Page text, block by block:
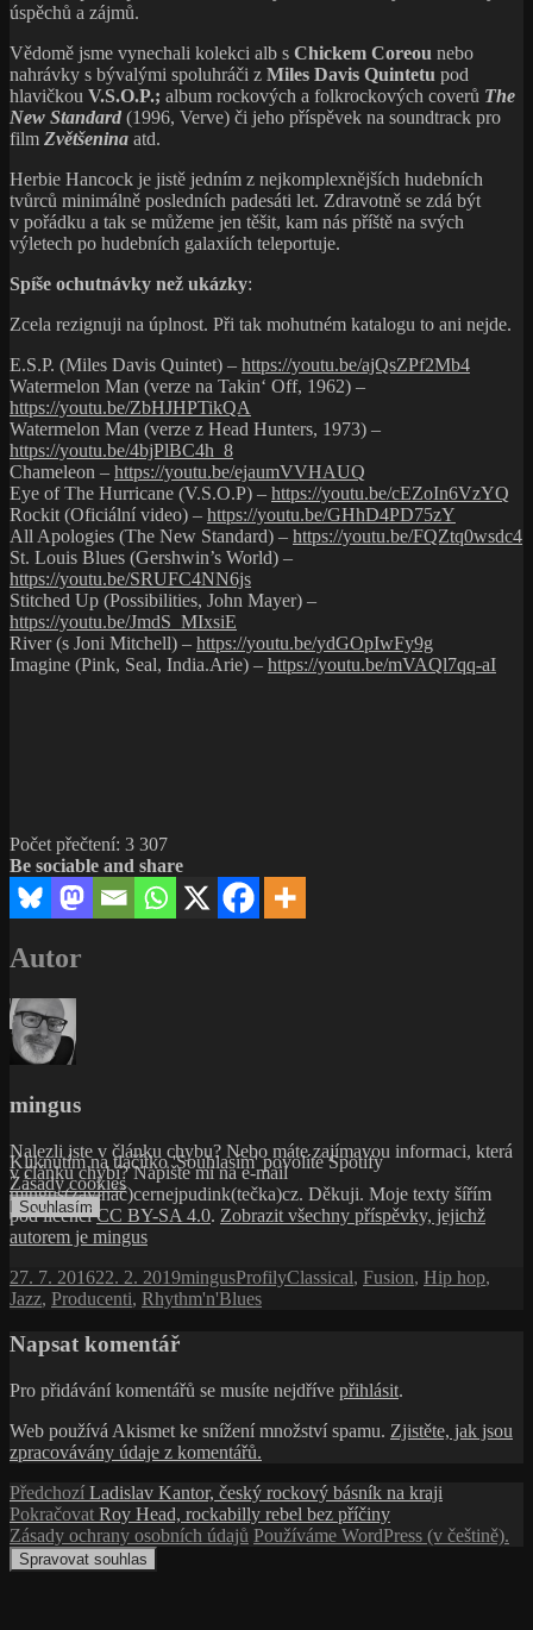
úspěchů a zájmů.
Vědomě jsme vynechali kolekci alb s Chickem Coreou nebo
nahrávky s bývalými spoluhráči z Miles Davis Quintetu pod
hlavičkou V.S.O.P.; album rockových a folkrockových coverů The
New Standard (1996, Verve) či jeho příspěvek na soundtrack pro
film Zvětšenina atd.
Herbie Hancock je jistě jedním z nejkomplexnějších hudebních
tvůrců minimálně posledních padesáti let. Zdravotně se zdá být
v pořádku a tak se můžeme jen těšit, kam nás příště na svých
výletech po hudebních galaxiích teleportuje.
Spíše ochutnávky než ukázky:
Zcela rezignuji na úplnost. Při tak mohutném katalogu to ani nejde.
E.S.P. (Miles Davis Quintet) – https://youtu.be/ajQsZPf2Mb4
Watermelon Man (verze na Takin‘ Off, 1962) –
https://youtu.be/ZbHJHPTikQA
Watermelon Man (verze z Head Hunters, 1973) –
https://youtu.be/4bjPlBC4h_8
Chameleon – https://youtu.be/ejaumVVHAUQ
Eye of The Hurricane (V.S.O.P) – https://youtu.be/cEZoIn6VzYQ
Rockit (Oficiální video) – https://youtu.be/GHhD4PD75zY
All Apologies (The New Standard) – https://youtu.be/FQZtq0wsdc4
St. Louis Blues (Gershwin’s World) –
https://youtu.be/SRUFC4NN6js
Stitched Up (Possibilities, John Mayer) –
https://youtu.be/JmdS_MIxsiE
River (s Joni Mitchell) – https://youtu.be/ydGOpIwFy9g
Imagine (Pink, Seal, India.Arie) – https://youtu.be/mVAQl7qq-aI
Kliknutím na tlačítko 'Souhlasím' povolíte Spotify
Zásady cookies
Souhlasím
Počet přečtení: 3 307
Be sociable and share
Autor
mingus
Nalezli jste v článku chybu? Nebo máte zajímavou informaci, která
v článku chybí? Napište mi na e-mail
mingus(zavínáč)cernejpudink(tečka)cz. Děkuji. Moje texty šířím
pod licencíCC BY-SA 4.0. Zobrazit všechny příspěvky, jejichž
autorem je mingus
Publikováno:
27. 7. 201622. 2. 2019Autor:
mingusRubriky:
ProfilyŠtítky:
Classical, Fusion, Hip hop,
Jazz, Producenti, Rhythm'n'Blues
Napsat komentář
Pro přidávání komentářů se musíte nejdříve přihlásit.
Web používá Akismet ke snížení množství spamu. Zjistěte, jak jsou
zpracovávány údaje z komentářů.
Navigace
pro
příspěvek
Předchozí Předchozí
příspěvek:
Ladislav Kantor, český rockový básník na kraji
Pokračovat Následující
příspěvek:
Roy Head, rockabilly rebel bez příčiny
Zásady ochrany osobních údajů Používáme WordPress (v češtině).
Spravovat souhlas